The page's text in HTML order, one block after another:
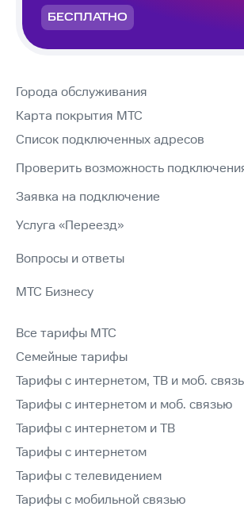
БЕСПЛАТНО
Города обслуживания
Карта покрытия МТС
Список подключенных адресов
Проверить возможность
Заявка на подключение
Услуга «Переезд»
Вопросы и ответы
МТС Бизнесу
Все тарифы МТС
Семейные тарифы
Тарифы с интернетом, ТВ и моб.
Тарифы с интернетом и моб. связью
Тарифы с интернетом и ТВ
Тарифы с интернетом
Тарифы с телевидением
Тарифы с мобильной связью